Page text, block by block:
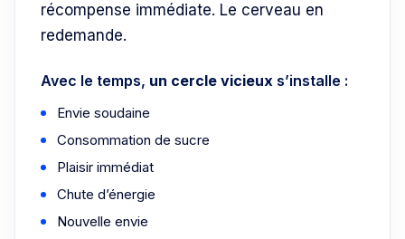
récompense immédiate. Le cerveau en
redemande.
Avec le temps, un cercle vicieux s’installe :
Envie soudaine
Consommation de sucre
Plaisir immédiat
Chute d’énergie
Nouvelle envie